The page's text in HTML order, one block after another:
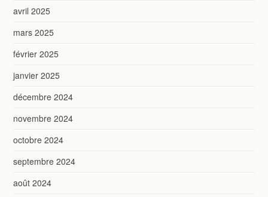
avril 2025
mars 2025
février 2025
janvier 2025
décembre 2024
novembre 2024
octobre 2024
septembre 2024
août 2024